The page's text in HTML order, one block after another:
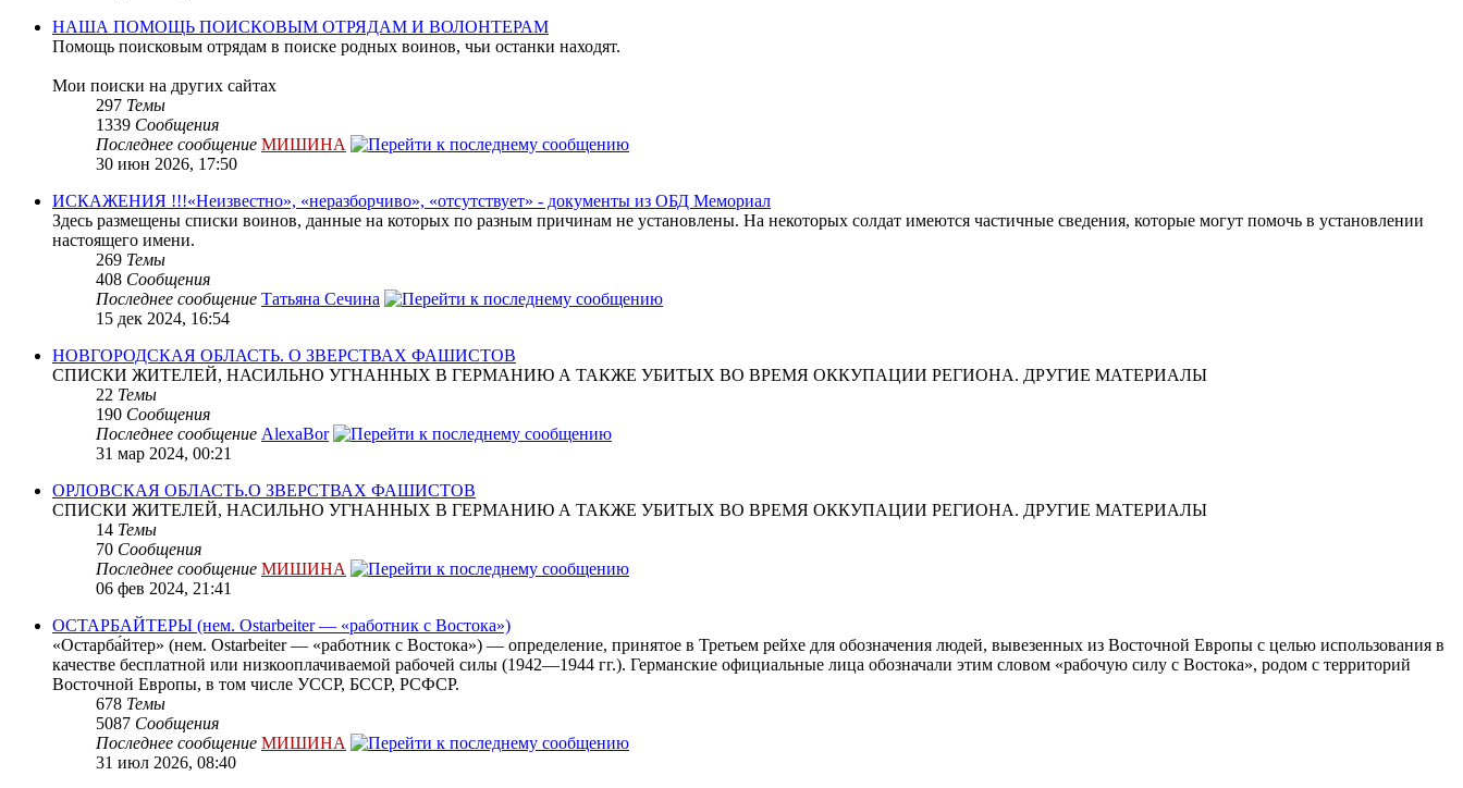
НАША ПОМОЩЬ ПОИСКОВЫМ ОТРЯДАМ И ВОЛОНТЕРАМ
Помощь поисковым отрядам в поиске родных воинов, чьи останки находят.
Мои поиски на других сайтах
297 Темы
1339 Сообщения
Последнее сообщение МИШИНА
30 июн 2026, 17:50
ИСКАЖЕНИЯ !!!«Неизвестно», «неразборчиво», «отсутствует» - документы из ОБД Мемориал
Здесь размещены списки воинов, данные на которых по разным причинам не установлены. На некоторых солдат имеются частичные сведения, которые могут помочь в установлении
настоящего имени.
269 Темы
408 Сообщения
Последнее сообщение Татьяна Сечина
15 дек 2024, 16:54
НОВГОРОДСКАЯ ОБЛАСТЬ. О ЗВЕРСТВАХ ФАШИСТОВ
СПИСКИ ЖИТЕЛЕЙ, НАСИЛЬНО УГНАННЫХ В ГЕРМАНИЮ А ТАКЖЕ УБИТЫХ ВО ВРЕМЯ ОККУПАЦИИ РЕГИОНА. ДРУГИЕ МАТЕРИАЛЫ
22 Темы
190 Сообщения
Последнее сообщение AlexaBor
31 мар 2024, 00:21
ОРЛОВСКАЯ ОБЛАСТЬ.О ЗВЕРСТВАХ ФАШИСТОВ
СПИСКИ ЖИТЕЛЕЙ, НАСИЛЬНО УГНАННЫХ В ГЕРМАНИЮ А ТАКЖЕ УБИТЫХ ВО ВРЕМЯ ОККУПАЦИИ РЕГИОНА. ДРУГИЕ МАТЕРИАЛЫ
14 Темы
70 Сообщения
Последнее сообщение МИШИНА
06 фев 2024, 21:41
ОСТАРБАЙТЕРЫ (нем. Ostarbeiter — «работник с Востока»)
«Остарба́йтер» (нем. Ostarbeiter — «работник с Востока») — определение, принятое в Третьем рейхе для обозначения людей, вывезенных из Восточной Европы с целью использования в
качестве бесплатной или низкооплачиваемой рабочей силы (1942—1944 гг.). Германские официальные лица обозначали этим словом «рабочую силу с Востока», родом с территорий
Восточной Европы, в том числе УССР, БССР, РСФСР.
678 Темы
5087 Сообщения
Последнее сообщение МИШИНА
31 июл 2026, 08:40